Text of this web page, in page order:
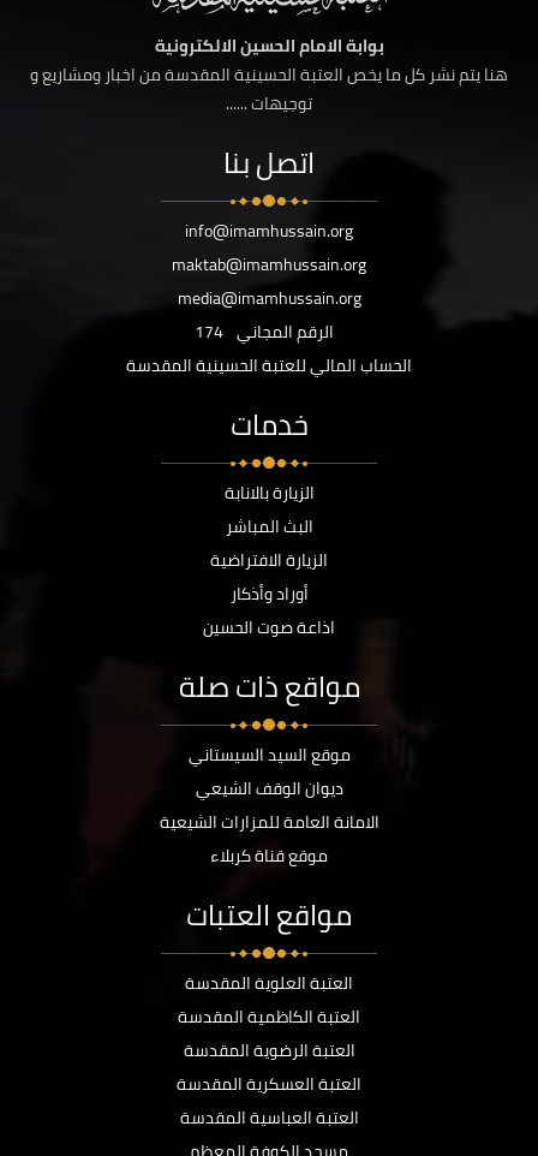
بوابة الامام الحسين الالكترونية
هنا يتم نشر كل ما يخص العتبة الحسينية المقدسة من اخبار ومشاريع و
توجيهات ......
اتصل بنا
info@imamhussain.org
maktab@imamhussain.org
media@imamhussain.org
الرقم المجاني 174
الحساب المالي للعتبة الحسينية المقدسة
خدمات
الزيارة بالانابة
البث المباشر
الزيارة الافتراضية
أوراد وأذكار
اذاعة صوت الحسين
مواقع ذات صلة
موقع السيد السيستاني
ديوان الوقف الشيعي
الامانة العامة للمزارات الشيعية
موقع قناة كربلاء
مواقع العتبات
العتبة العلوية المقدسة
العتبة الكاظمية المقدسة
العتبة الرضوية المقدسة
العتبة العسكرية المقدسة
العتبة العباسية المقدسة